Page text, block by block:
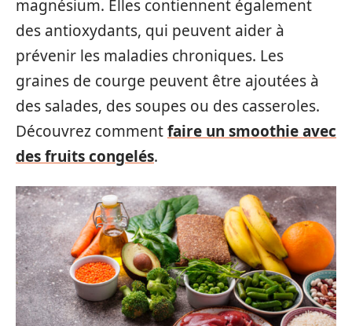
magnésium. Elles contiennent également
des antioxydants, qui peuvent aider à
prévenir les maladies chroniques. Les
graines de courge peuvent être ajoutées à
des salades, des soupes ou des casseroles.
Découvrez commentfaire un smoothie avec
des fruits congelés.